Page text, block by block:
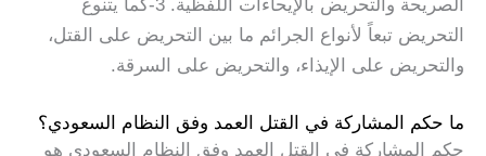
الصريحة والتحريض بالإيحاءات اللفظية. 3-كما يتنوع
التحريض تبعاً لأنواع الجرائم ما بين التحريض على القتل،
والتحريض على الإيذاء، والتحريض على السرقة.
ما حكم المشاركة في القتل العمد وفق النظام السعودي؟
حكم المشاركة في القتل العمد وفق النظام السعودي هو